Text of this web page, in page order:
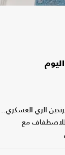
اليوم
الزي العسكري..
مع